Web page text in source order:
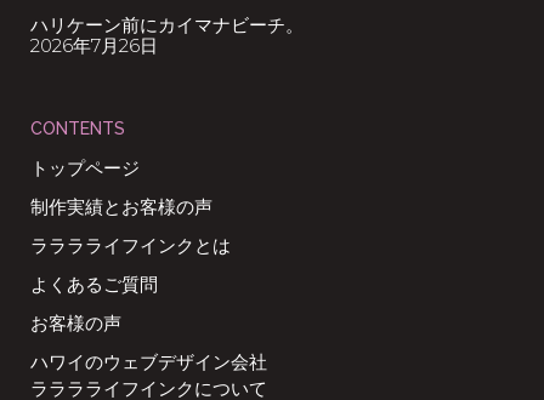
ハリケーン前にカイマナビーチ。
2026年7月26日
CONTENTS
トップページ
制作実績とお客様の声
ラララライフインクとは
よくあるご質問
お客様の声
ハワイのウェブデザイン会社
ラララライフインクについて